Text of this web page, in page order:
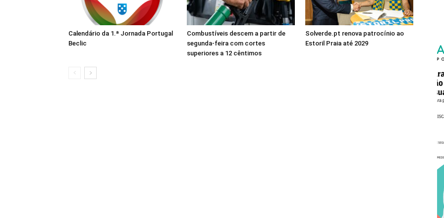
Calendário da 1.ª Jornada Portugal
Beclic
Combustíveis descem a partir de
segunda-feira com cortes
superiores a 12 cêntimos
Solverde.pt renova patrocínio ao
Estoril Praia até 2029